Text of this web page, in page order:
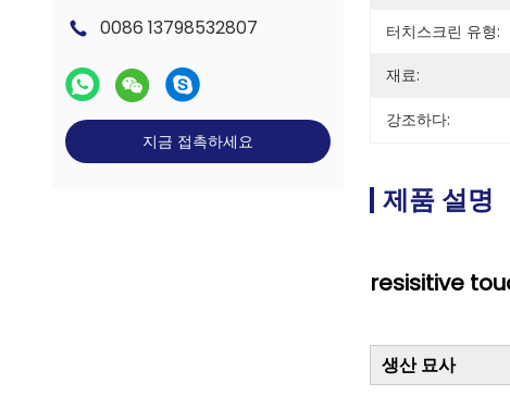
0086 13798532807
지금 접촉하세요
터치스크린 유형:
재료:
강조하다:
제품 설명
resisitive
생산 묘사